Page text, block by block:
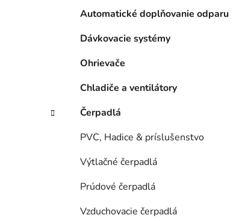
Automatické doplňovanie odparu
Dávkovacie systémy
Ohrievače
Chladiče a ventilátory
Čerpadlá
PVC, Hadice & príslušenstvo
Výtlačné čerpadlá
Prúdové čerpadlá
Vzduchovacie čerpadlá